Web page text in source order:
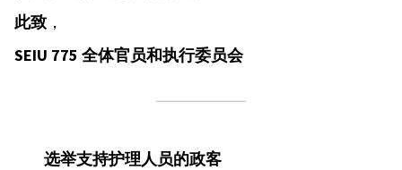
此致 ，
SEIU 775 全体官员和执行委员会
选举支持护理人员的政客